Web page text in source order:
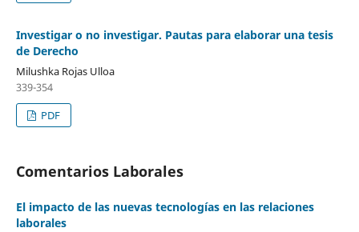
Investigar o no investigar. Pautas para elaborar una tesis
de Derecho
Milushka Rojas Ulloa
339-354
PDF
Comentarios Laborales
El impacto de las nuevas tecnologías en las relaciones
laborales